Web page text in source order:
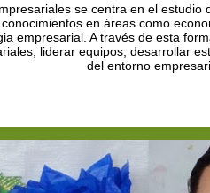
se centra en el estudio
en áreas como
empresarial. A través de esta
liderar equipos, desarrollar
del entorno